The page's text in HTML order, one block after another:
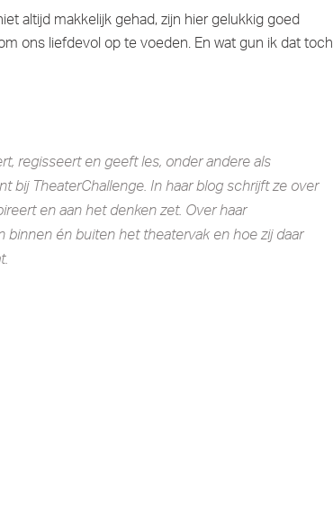
altijd makkelijk gehad, zijn hier gelukkig goed
ons liefdevol op te voeden. En wat gun ik dat toch
regisseert en geeft les, onder andere als
bij TheaterChallenge. In haar blog schrijft ze over
en aan het denken zet. Over haar
binnen én buiten het theatervak en hoe zij daar